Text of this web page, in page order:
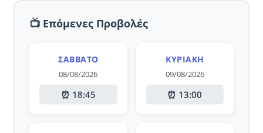
📺 Επόμενες Προβολές
ΣΆΒΒΑΤΟ
08/08/2026
⏰ 18:45
ΚΥΡΙΑΚΉ
09/08/2026
⏰ 13:00